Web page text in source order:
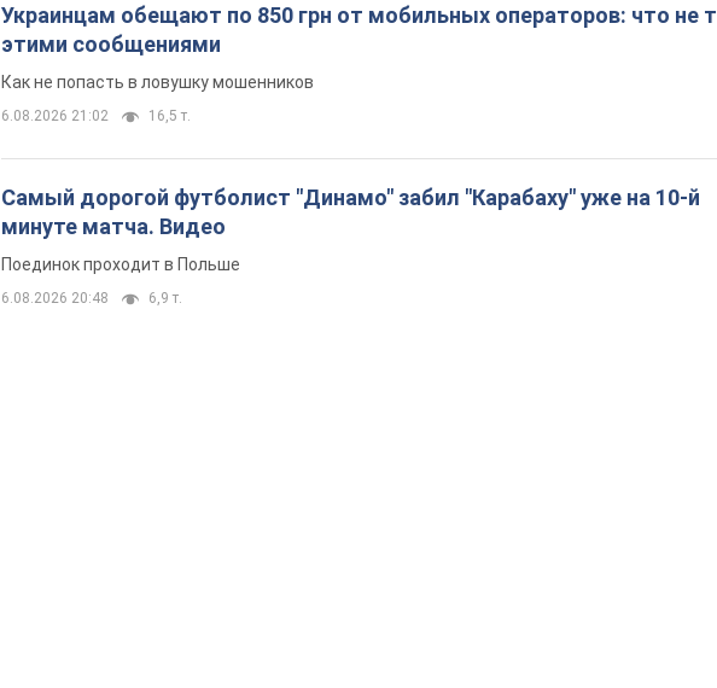
Украинцам обещают по 850 грн от мобильных операторов: что не
этими сообщениями
Как не попасть в ловушку мошенников
6.08.2026 21:02 16,5 т.
Самый дорогой футболист "Динамо" забил "Карабаху" уже на 10-й
минуте матча. Видео
Поединок проходит в Польше
6.08.2026 20:48 6,9 т.